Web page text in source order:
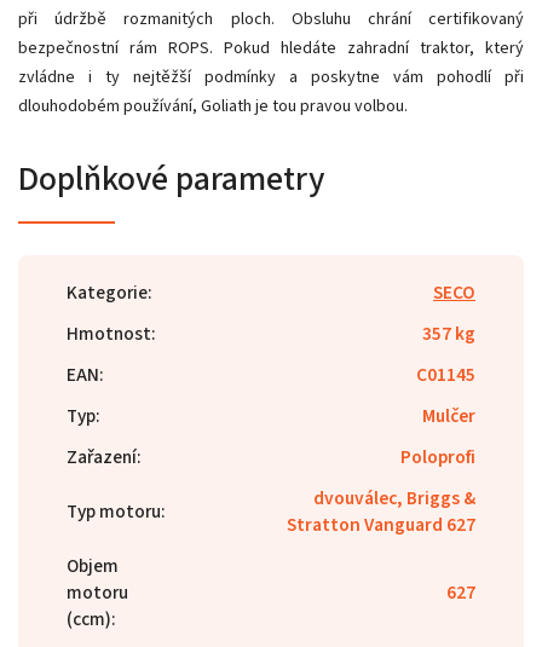
při údržbě rozmanitých ploch. Obsluhu chrání certifikovaný
bezpečnostní rám ROPS. Pokud hledáte zahradní traktor, který
zvládne i ty nejtěžší podmínky a poskytne vám pohodlí při
dlouhodobém používání, Goliath je tou pravou volbou.
Doplňkové parametry
Kategorie:
SECO
Hmotnost:
357 kg
EAN:
C01145
Typ:
Mulčer
Zařazení: Poloprofi
Typ motoru:
dvouválec, Briggs &
Stratton Vanguard 627
Objem
motoru
(ccm):
627